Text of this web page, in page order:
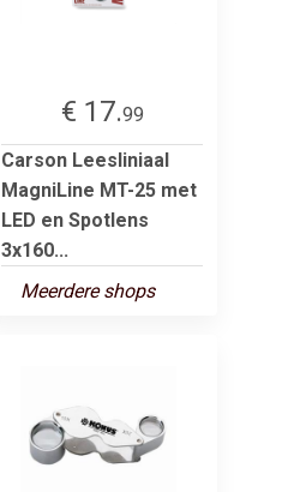
€ 17.99
Carson Leesliniaal
MagniLine MT-25 met
LED en Spotlens
3x160...
Meerdere shops